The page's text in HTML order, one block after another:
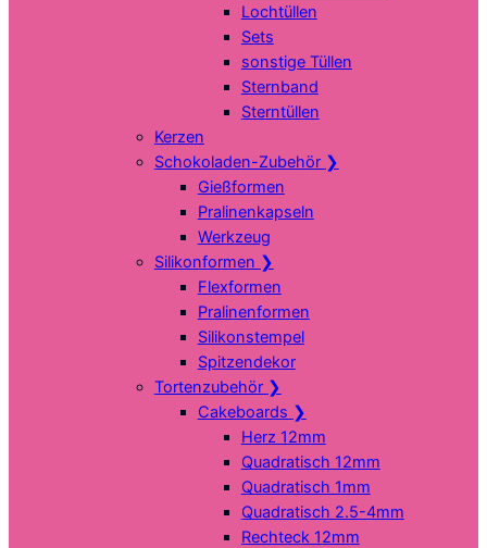
Lochtüllen
Sets
sonstige Tüllen
Sternband
Sterntüllen
Kerzen
Schokoladen-Zubehör ❯
Gießformen
Pralinenkapseln
Werkzeug
Silikonformen ❯
Flexformen
Pralinenformen
Silikonstempel
Spitzendekor
Tortenzubehör ❯
Cakeboards ❯
Herz 12mm
Quadratisch 12mm
Quadratisch 1mm
Quadratisch 2.5-4mm
Rechteck 12mm